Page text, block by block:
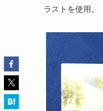
ラストを使用。